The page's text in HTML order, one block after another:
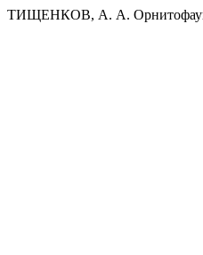
ТИЩЕНКОВ, А. А.